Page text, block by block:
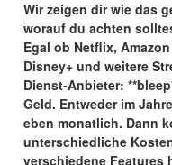
Wir zeigen dir wie das
worauf du achten
Egal ob Netflix,
Disney+ und weitere
Dienst-Anbieter:
Geld. Entweder im
eben monatlich. Dann
unterschiedliche
verschiedene Features